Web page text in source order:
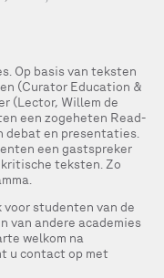
Op basis van teksten
(Curator Education &
(Lector, Willem de
een zogeheten Read-
debat en presentaties.
een gastspreker
teksten. Zo
studenten van de
van andere academies
welkom na
u contact op met